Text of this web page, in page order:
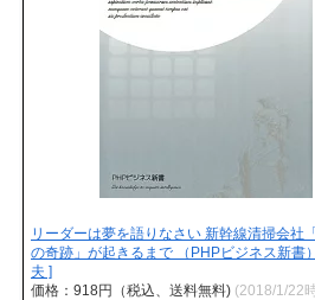
リーダーは夢を語りなさい 新幹線清掃会社
の奇跡」が起きるまで （PHPビジネス新書
夫 ]
価格：918円（税込、送料無料) (2018/1/22